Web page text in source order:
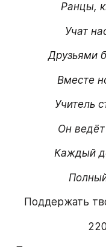
Ранцы,
Учат
Друзьями
Вместе
Учитель
Он ведёт
Каждый
Поддержать